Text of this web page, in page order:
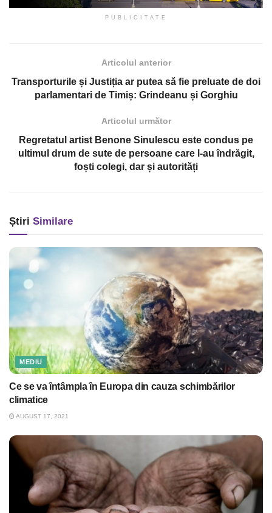
PUBLICITATE
Articolul anterior
Transporturile și Justiția ar putea să fie preluate de doi
parlamentari de Timiș: Grindeanu și Gorghiu
Articolul următor
Regretatul artist Benone Sinulescu este condus pe
ultimul drum de sute de persoane care l-au îndrăgit,
foști colegi, dar și autorități
Știri Similare
MEDIU
Ce se va întâmpla în Europa din cauza schimbărilor
climatice
AUGUST 17, 2021